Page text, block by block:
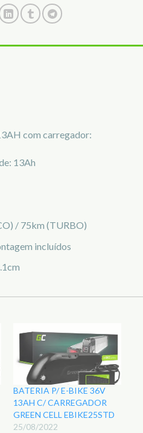
com carregador:
13Ah
/ 75km (TURBO)
incluídos
BATERIA P/ E-BIKE 36V
13AH C/ CARREGADOR
GREEN CELL EBIKE25STD
25/08/2022